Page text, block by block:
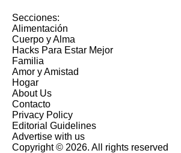
Secciones:
Alimentación
Cuerpo y Alma
Hacks Para Estar Mejor
Familia
Amor y Amistad
Hogar
About Us
Contacto
Privacy Policy
Editorial Guidelines
Advertise with us
Copyright © 2026. All rights reserved